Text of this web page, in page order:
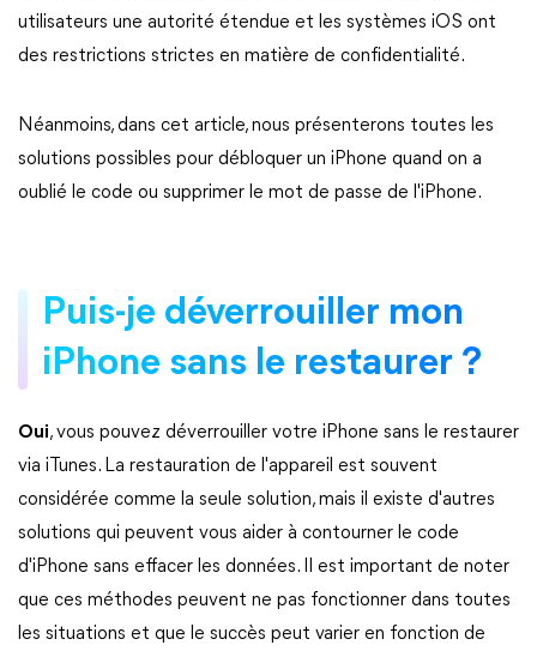
utilisateurs une autorité étendue et les systèmes iOS ont
des restrictions strictes en matière de confidentialité.
Néanmoins, dans cet article, nous présenterons toutes les
solutions possibles pour débloquer un iPhone quand on a
oublié le code ou supprimer le mot de passe de l'iPhone.
Puis-je déverrouiller mon
iPhone sans le restaurer ?
Oui, vous pouvez déverrouiller votre iPhone sans le restaurer
via iTunes. La restauration de l'appareil est souvent
considérée comme la seule solution, mais il existe d'autres
solutions qui peuvent vous aider à contourner le code
d'iPhone sans effacer les données. Il est important de noter
que ces méthodes peuvent ne pas fonctionner dans toutes
les situations et que le succès peut varier en fonction de